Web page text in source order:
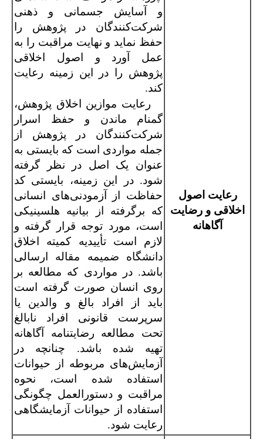
رعایت اصول
اخلاقی و رضایت
آگاهانه
و آسایش جسمانی و ذهنی
شرکت‌کنندگان در پژوهش را
حفظ نماید و نهایت مراقبت را به
عمل آورد و اصول اخلاقی
پژوهش را در این زمینه رعایت
کند.
رعایت موازین اخلاق پژوهش،
گمنام ماندن و حفظ اسرار
شرکت‌کنندگان در پژوهش از
جمله مواردی است که بایستی به
عنوان یک اصل در نظر گرفته
شود. در این زمینه، بایستی کد
حفاظت از آزمودنی‌های انسانی
که برگرفته از بیانیه هلسینیکی
است، مورد توجه قرار گرفته و
لازم است تأییدیه کمیته اخلاق
دانشگاه ضمیمه مقاله ارسالی
باشد. در مواردی که مطالعه بر
روی انسان صورت گرفته است
باید از افراد بالغ و والدین یا
سرپرست قانونی افراد نابالغ
تحت مطالعه رضایت‏نامه آگاهانه
تهیه شده باشد. چنانچه در
آزمایش‌های مربوطه از حیوانات
استفاده شده است، نحوه
مراقبت و دستورالعمل چگونگی
استفاده از حیوانات آزمایشگاهی
رعایت شود.